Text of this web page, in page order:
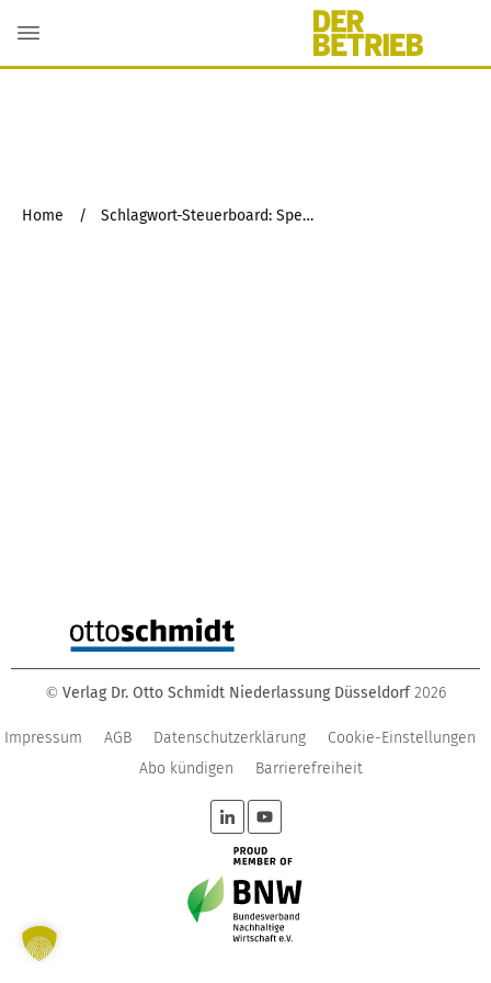
Home / Schlagwort-Steuerboard: Spendenabzug
© Verlag Dr. Otto Schmidt Niederlassung Düsseldorf 2026
Impressum AGB Datenschutzerklärung
Cookie-Einstellungen
Abo kündigen
Barrierefreiheit